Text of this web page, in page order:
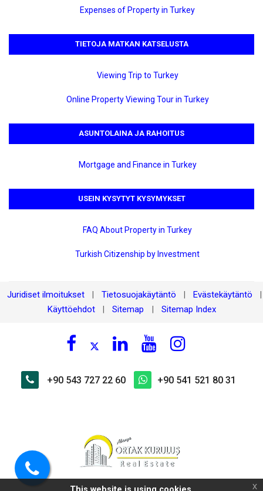
Expenses of Property in Turkey
TIETOJA MATKAN KATSELUSTA
Viewing Trip to Turkey
Online Property Viewing Tour in Turkey
ASUNTOLAINA JA RAHOITUS
Mortgage and Finance in Turkey
USEIN KYSYTYT KYSYMYKSET
FAQ About Property in Turkey
Turkish Citizenship by Investment
Juridiset ilmoitukset Tietosuojakäytäntö Evästekäytäntö
Käyttöehdot Sitemap Sitemap Index
+90 543 727 22 60 +90 541 521 80 31
Soita x